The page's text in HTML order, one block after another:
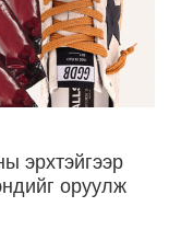
эрхтэйгээр
оруулж